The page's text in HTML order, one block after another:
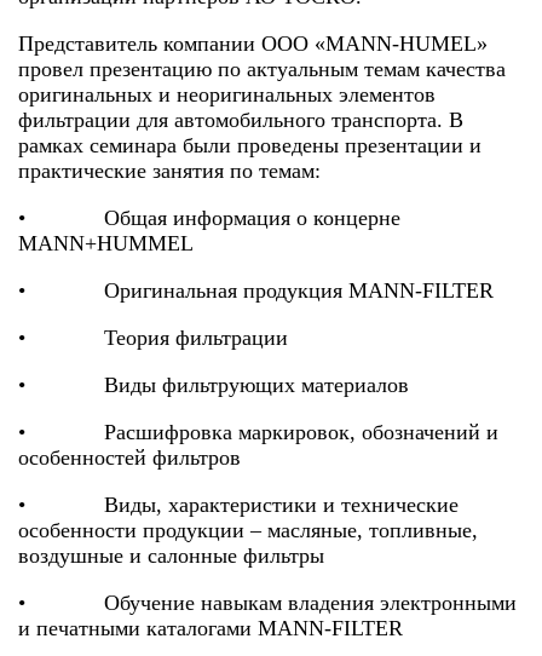
Представитель компании ООО «MANN-HUMEL»
провел презентацию по актуальным темам качества
оригинальных и неоригинальных элементов
фильтрации для автомобильного транспорта. В
рамках семинара были проведены презентации и
практические занятия по темам:
• Общая информация о концерне
MANN+HUMMEL
• Оригинальная продукция MANN-FILTER
• Теория фильтрации
• Виды фильтрующих материалов
• Расшифровка маркировок, обозначений и
особенностей фильтров
• Виды, характеристики и технические
особенности продукции – масляные, топливные,
воздушные и салонные фильтры
• Обучение навыкам владения электронными
и печатными каталогами MANN-FILTER